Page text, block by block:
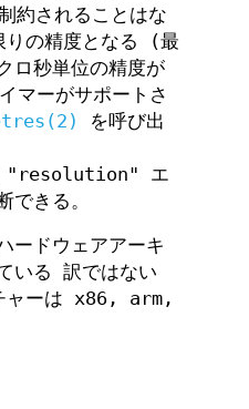
されることはな
りの精度となる (最
ロ秒単位の精度が
マーがサポートさ
を呼び出
"resolution" エ
できる。
ードウェアアーキ
いる 訳ではない
ャーは x86, arm,